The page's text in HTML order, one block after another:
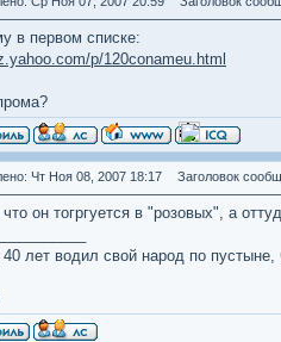
в первом списке:
p/120conameu.html
Чт Ноя 08, 2007 18:17 Заголовок
он тогргуется в "розовых", а
лет водил свой народ по